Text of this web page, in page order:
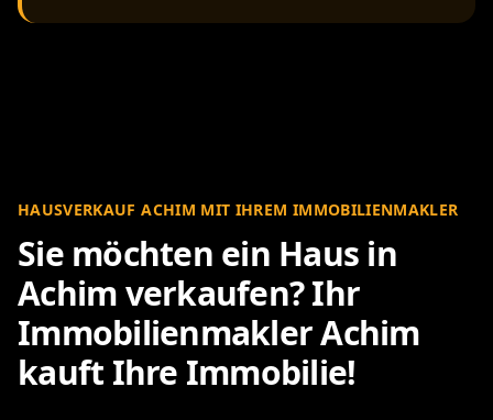
HAUSVERKAUF ACHIM MIT IHREM IMMOBILIENMAKLER
Sie möchten ein Haus in
Achim verkaufen? Ihr
Immobilienmakler Achim
kauft Ihre Immobilie!